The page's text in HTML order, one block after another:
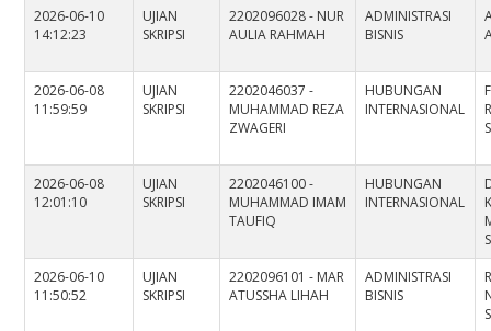
2026-06-10
14:12:23
UJIAN
SKRIPSI
2202096028 - NUR
AULIA RAHMAH
ADMINISTRASI
BISNIS
2026-06-08
11:59:59
UJIAN
SKRIPSI
2202046037 -
MUHAMMAD REZA
ZWAGERI
HUBUNGAN
INTERNASIONAL
2026-06-08
12:01:10
UJIAN
SKRIPSI
2202046100 -
MUHAMMAD IMAM
TAUFIQ
HUBUNGAN
INTERNASIONAL
2026-06-10
11:50:52
UJIAN
SKRIPSI
2202096101 - MAR
ATUSSHA LIHAH
ADMINISTRASI
BISNIS